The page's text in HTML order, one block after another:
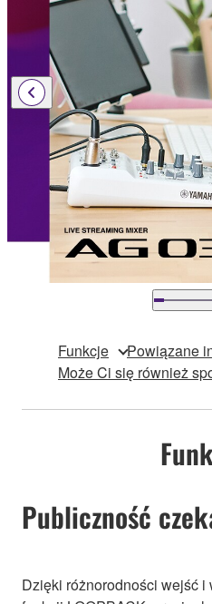
Funkcje
Powiązane
Może Ci się również
Publiczność
Dzięki różnorodności wejść i